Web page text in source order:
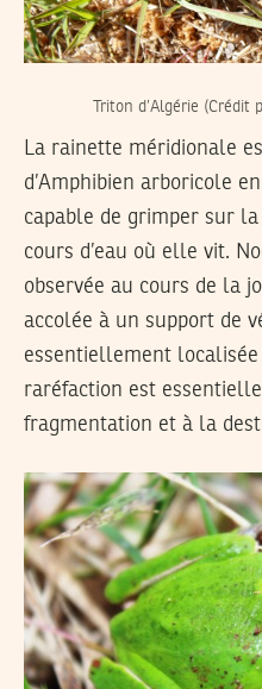
Triton d’Algérie
La rainette méridionale
d’Amphibien arboricole
capable de grimper sur
cours d’eau où elle vit.
observée au cours de la
accolée à un support de
essentiellement
raréfaction est
fragmentation et à la